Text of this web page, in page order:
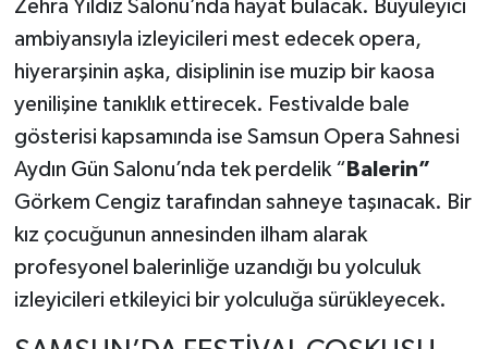
Zehra Yıldız Salonu’nda hayat bulacak. Büyüleyici
ambiyansıyla izleyicileri mest edecek opera,
hiyerarşinin aşka, disiplinin ise muzip bir kaosa
yenilişine tanıklık ettirecek. Festivalde bale
gösterisi kapsamında ise Samsun Opera Sahnesi
Aydın Gün Salonu’nda tek perdelik “ Balerin”
Görkem Cengiz tarafından sahneye taşınacak. Bir
kız çocuğunun annesinden ilham alarak
profesyonel balerinliğe uzandığı bu yolculuk
izleyicileri etkileyici bir yolculuğa sürükleyecek.